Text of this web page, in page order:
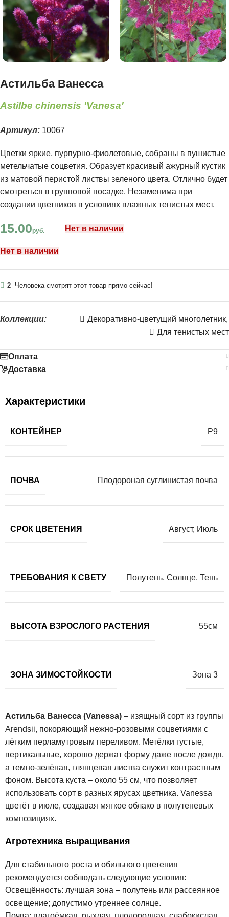
Астильба Ванесса
Astilbe chinensis 'Vanesa'
Артикул: 10067
Цветки яркие, пурпурно-фиолетовые, собраны в пушистые
метельчатые соцветия. Образует красивый ажурный кустик
из матовой перистой листвы зеленого цвета. Отлично будет
смотреться в групповой посадке. Незаменима при
создании цветников в условиях влажных тенистых мест.
15.00руб. Нет в наличии
Нет в наличии
2 Человека смотрят этот товар прямо сейчас!
Коллекции: Декоративно-цветущий многолетник,
Для тенистых мест
Оплата
Доставка
Характеристики
КОНТЕЙНЕР Р9
ПОЧВА Плодороная суглинистая почва
СРОК ЦВЕТЕНИЯ Август, Июль
ТРЕБОВАНИЯ К СВЕТУ Полутень, Солнце, Тень
ВЫСОТА ВЗРОСЛОГО РАСТЕНИЯ 55см
ЗОНА ЗИМОСТОЙКОСТИ Зона 3
Астильба Ванесса (Vanessa) – изящный сорт из группы
Arendsii, покоряющий нежно-розовыми соцветиями с
лёгким перламутровым переливом. Метёлки густые,
вертикальные, хорошо держат форму даже после дождя,
а темно-зелёная, глянцевая листва служит контрастным
фоном. Высота куста – около 55 см, что позволяет
использовать сорт в разных ярусах цветника. Vanessa
цветёт в июле, создавая мягкое облако в полутеневых
композициях.
Агротехника выращивания
Для стабильного роста и обильного цветения
рекомендуется соблюдать следующие условия:
Освещённость: лучшая зона – полутень или рассеянное
освещение; допустимо утреннее солнце.